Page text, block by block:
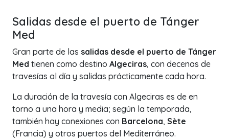
Salidas desde el puerto de Tánger
Med
Gran parte de las salidas desde el puerto de Tánger
Med tienen como destino Algeciras, con decenas de
travesías al día y salidas prácticamente cada hora.
La duración de la travesía con Algeciras es de en
torno a una hora y media; según la temporada,
también hay conexiones con Barcelona, Sète
(Francia) y otros puertos del Mediterráneo.